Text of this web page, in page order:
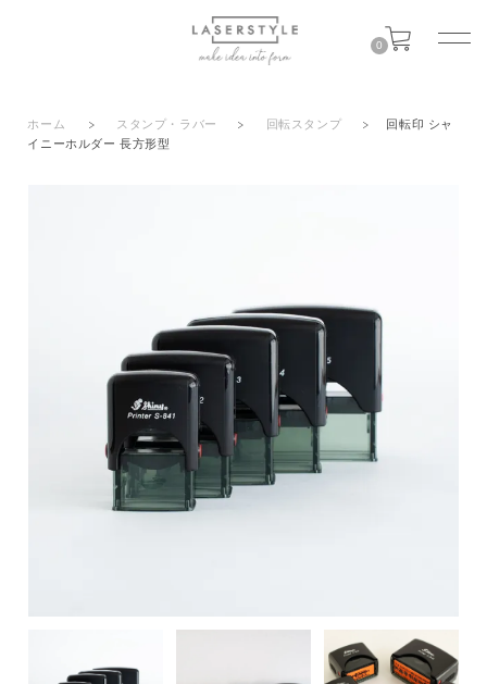
0
ホーム > スタンプ・ラバー > 回転スタンプ >
回転印 シャ
イニーホルダー 長方形型